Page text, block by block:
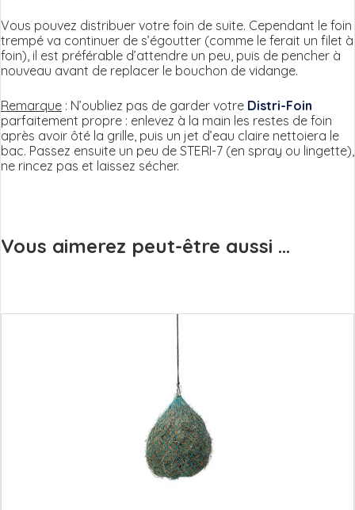
Vous pouvez distribuer votre foin de suite. Cependant le foin
trempé va continuer de s’égoutter (comme le ferait un filet à
foin), il est préférable d’attendre un peu, puis de pencher à
nouveau avant de replacer le bouchon de vidange.
Remarque : N’oubliez pas de garder votre Distri-Foin
parfaitement propre : enlevez à la main les restes de foin
après avoir ôté la grille, puis un jet d’eau claire nettoiera le
bac. Passez ensuite un peu de STERI-7 (en spray ou lingette),
ne rincez pas et laissez sécher.
Vous aimerez peut-être aussi ...